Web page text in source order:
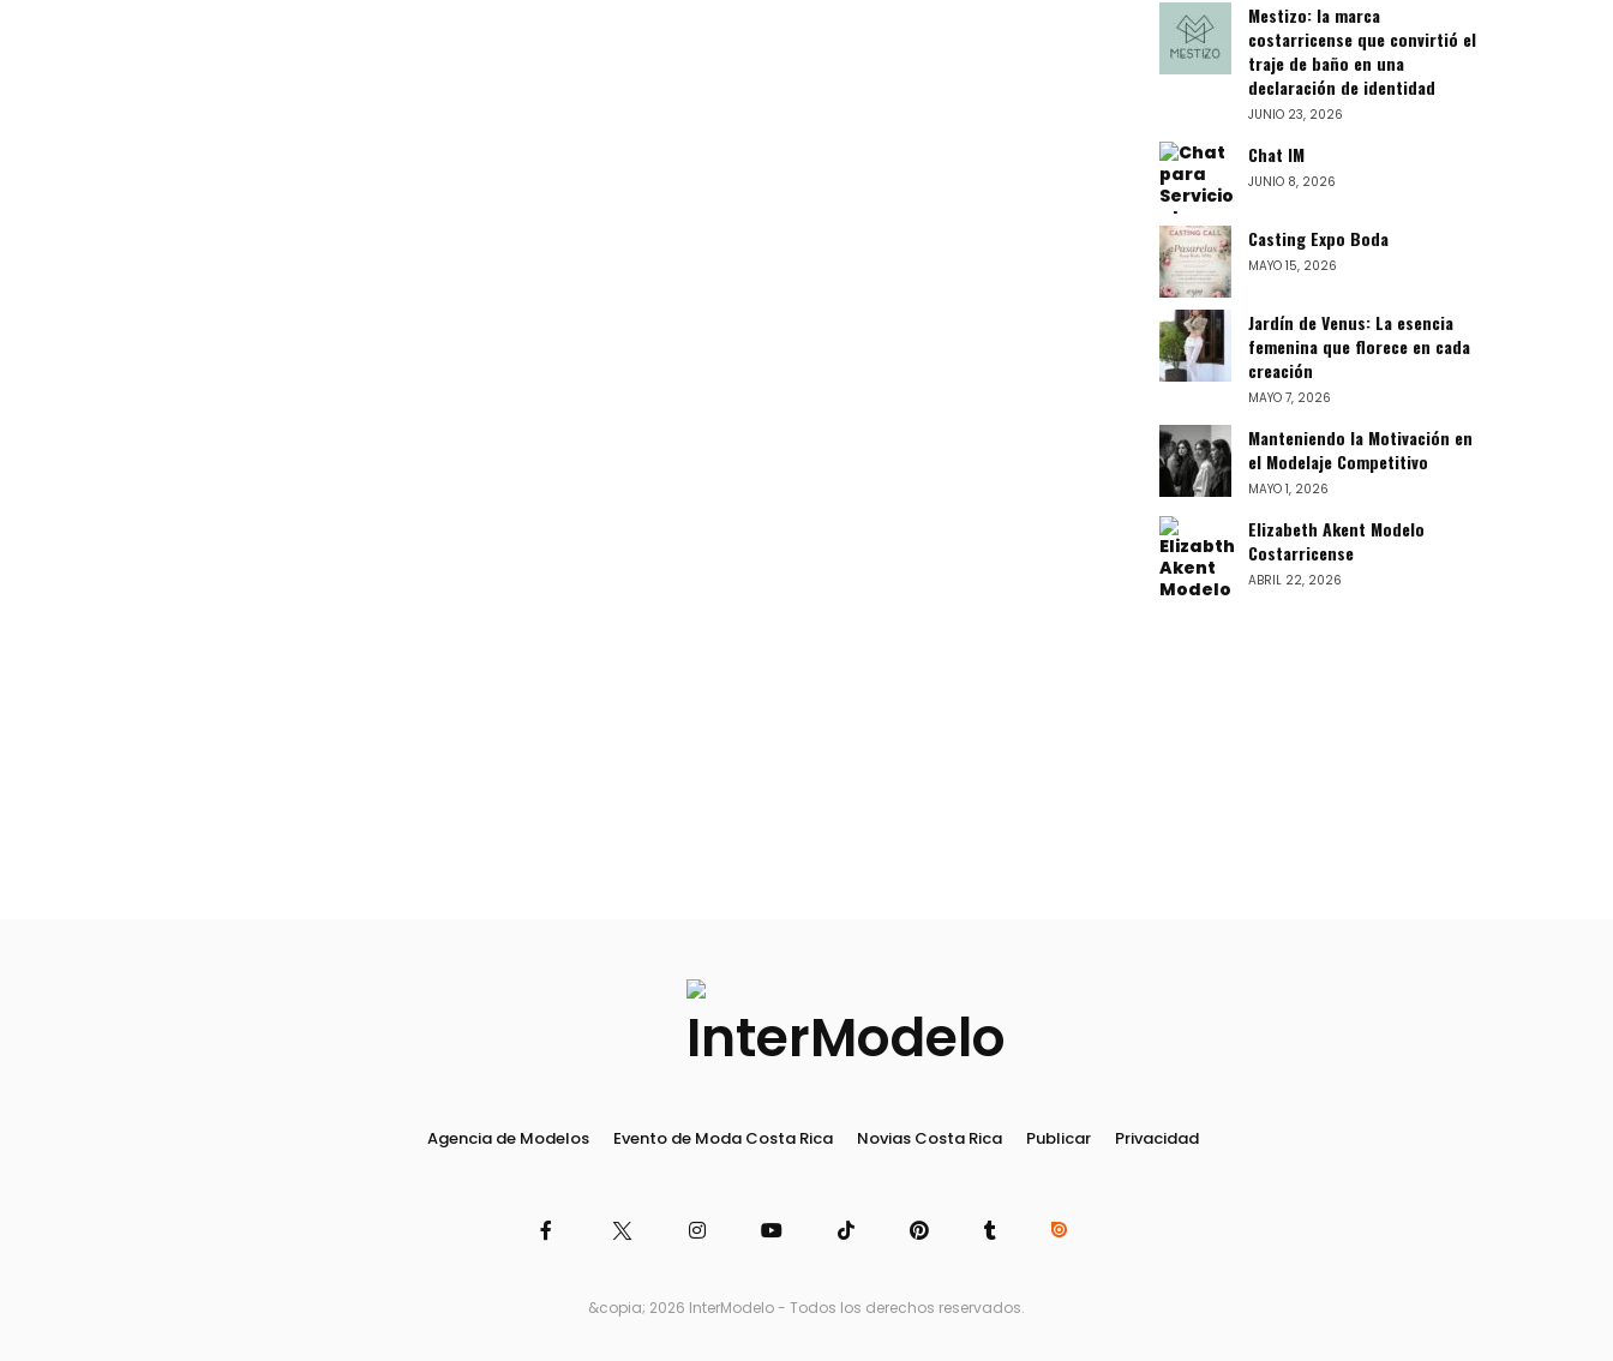
Mestizo: la marca
costarricense que convirtió el
traje de baño en una
declaración de identidad
JUNIO 23, 2026
Chat IM
JUNIO 8, 2026
Casting Expo Boda
MAYO 15, 2026
Jardín de Venus: La esencia
femenina que florece en cada
creación
MAYO 7, 2026
Manteniendo la Motivación en
el Modelaje Competitivo
MAYO 1, 2026
Elizabeth Akent Modelo
Costarricense
ABRIL 22, 2026
Agencia de Modelos Evento de Moda Costa Rica Novias Costa Rica Publicar Privacidad
&copia; 2026 InterModelo - Todos los derechos reservados.